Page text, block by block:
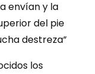
envían y la
del pie
destreza”
los